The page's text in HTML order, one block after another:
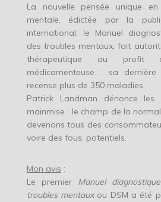
La nouvelle pensée unique
mentale, édictée par la
international, le Manuel
des troubles mentaux, fait
thérapeutique au profit
médicamenteuse : sa dernière
recense plus de 350 maladies.
Patrick Landman dénonce les
mainmise : le champ de la
devenons tous des
voire des fous, potentiels.
Mon avis :
Le premier Manuel
troubles mentauxou DSM a été